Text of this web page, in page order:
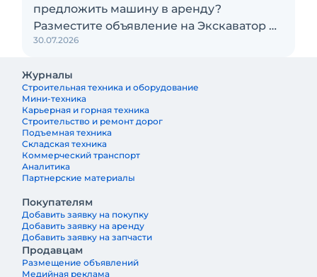
предложить машину в аренду?
Разместите объявление на Экскаватор Ру
бесплатно
30.07.2026
Журналы
Строительная техника и оборудование
Мини-техника
Карьерная и горная техника
Строительство и ремонт дорог
Подъемная техника
Складская техника
Коммерческий транспорт
Аналитика
Партнерские материалы
Покупателям
Добавить заявку на покупку
Добавить заявку на аренду
Добавить заявку на запчасти
Продавцам
Размещение объявлений
Медийная реклама